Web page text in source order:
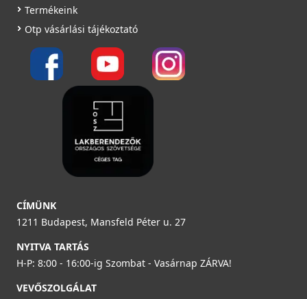
MOKCAUBKsz
299 990 Ft
Saját raktárunkban
ELLECI - Gránit mosogatótálca Unico CORNER sarok
G51
LGUCOR51
179 990 Ft
ELLECI - Csaptelep Tourmaline Plus pure Keratek K96
Termékeink
Otp vásárlási tájékoztató
CÍMÜNK
1211 Budapest, Mansfeld Péter u. 27
NYITVA TARTÁS
H-P: 8:00 - 16:00-ig Szombat - Vasárnap ZÁRVA!
VEVŐSZOLGÁLAT